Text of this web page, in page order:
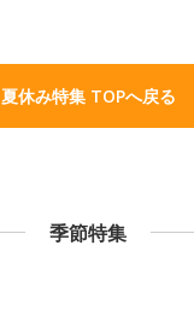
夏休み特集 TOPへ戻る
季節特集